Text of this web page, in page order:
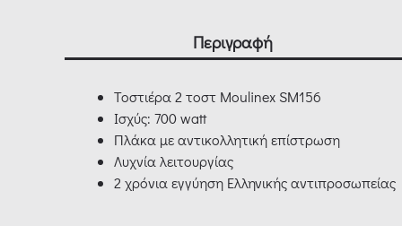
Περιγραφή
Τοστιέρα 2 τοστ Moulinex SM156
Ισχύς: 700 watt
Πλάκα με αντικολλητική επίστρωση
Λυχνία λειτουργίας
2 χρόνια εγγύηση Ελληνικής αντιπροσωπείας